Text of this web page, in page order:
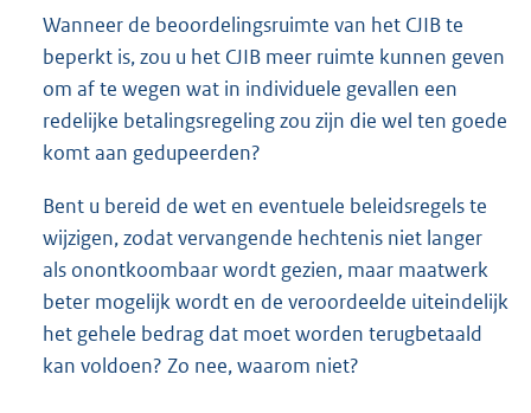
Wanneer de beoordelingsruimte van het CJIB te
beperkt is, zou u het CJIB meer ruimte kunnen geven
om af te wegen wat in individuele gevallen een
redelijke betalingsregeling zou zijn die wel ten goede
komt aan gedupeerden?
Bent u bereid de wet en eventuele beleidsregels te
wijzigen, zodat vervangende hechtenis niet langer
als onontkoombaar wordt gezien, maar maatwerk
beter mogelijk wordt en de veroordeelde uiteindelijk
het gehele bedrag dat moet worden terugbetaald
kan voldoen? Zo nee, waarom niet?